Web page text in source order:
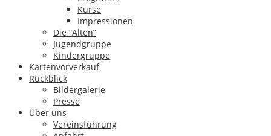
Kurse
Impressionen
Die “Alten”
Jugendgruppe
Kindergruppe
Kartenvorverkauf
Rückblick
Bildergalerie
Presse
Über uns
Vereinsführung
Impressum & Datenschutz
Copyright by Theatergruppe Förbau e.V.
Aktuelles & Termine
Schwarzes Brett
Bezirkstag
Kurse